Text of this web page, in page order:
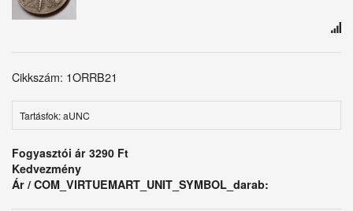
Cikkszám: 1ORRB21
Tartásfok: aUNC
Fogyasztói ár 3290 Ft
Kedvezmény
Ár / COM_VIRTUEMART_UNIT_SYMBOL_darab: